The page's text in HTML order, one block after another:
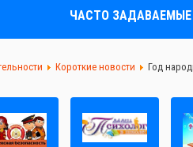
ЧАСТО
Короткие новости Год